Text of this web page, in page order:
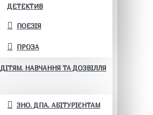
ДЕТЕКТИВ
ПОЕЗІЯ
ПРОЗА
ДІТЯМ. НАВЧАННЯ ТА ДОЗВІЛЛЯ
ЗНО. ДПА. АБІТУРІЄНТАМ